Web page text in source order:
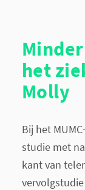
het
Molly
Bij het
studie met
kant van